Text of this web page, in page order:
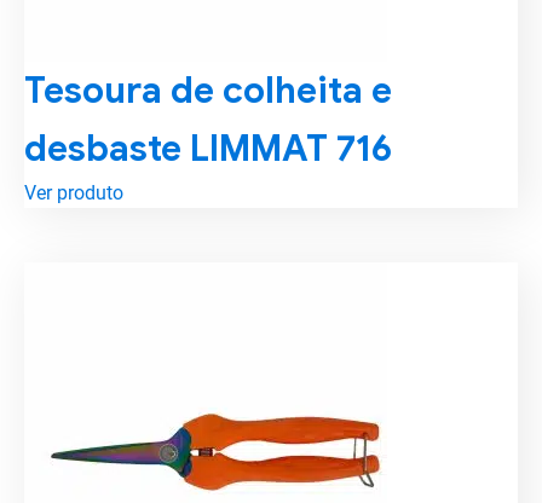
Tesoura de colheita e
desbaste LIMMAT 716
Ver produto